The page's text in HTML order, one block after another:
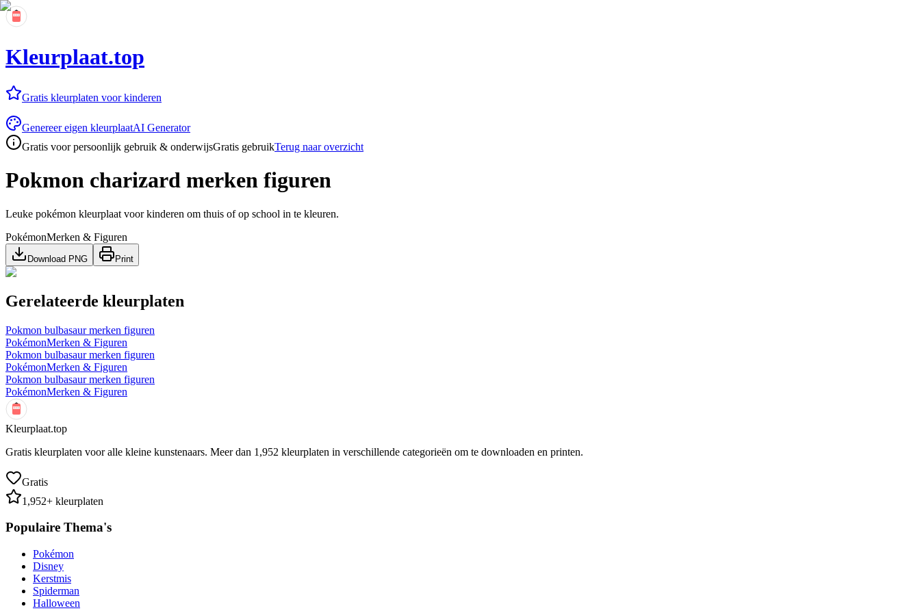
Kleurplaat.top
Gratis kleurplaten voor kinderen
Genereer eigen kleurplaatAI Generator
Gratis voor persoonlijk gebruik & onderwijsGratis gebruikTerug naar overzicht
Pokmon charizard merken figuren
Leuke pokémon kleurplaat voor kinderen om thuis of op school in te kleuren.
PokémonMerken & Figuren
Download PNG Print
Gerelateerde kleurplaten
Pokmon bulbasaur merken figuren
PokémonMerken & Figuren
Pokmon bulbasaur merken figuren
PokémonMerken & Figuren
Pokmon bulbasaur merken figuren
PokémonMerken & Figuren
Kleurplaat.top
Gratis kleurplaten voor alle kleine kunstenaars. Meer dan 1,952 kleurplaten in verschillende categorieën om te downloaden en printen.
Gratis
1,952+ kleurplaten
Populaire Thema's
Pokémon
Disney
Kerstmis
Spiderman
Halloween